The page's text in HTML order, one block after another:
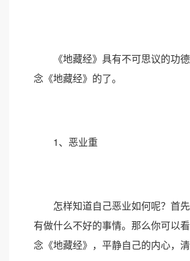
《地藏经》具有不可思议的功德
念《地藏经》的了。
1、恶业重
怎样知道自己恶业如何呢？首先
有做什么不好的事情。那么你可以
念《地藏经》，平静自己的内心，清